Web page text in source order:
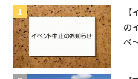
の
べ